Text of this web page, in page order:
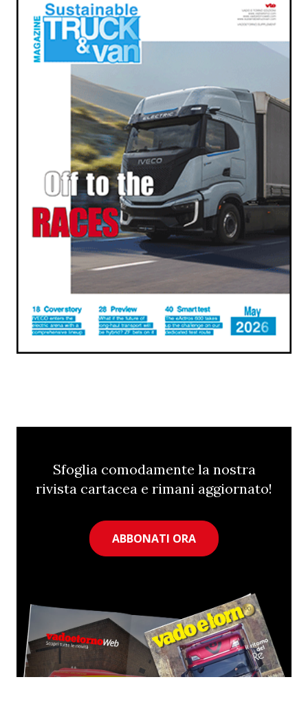
Sfoglia comodamente la nostra
rivista cartacea e rimani aggiornato!
ABBONATI ORA